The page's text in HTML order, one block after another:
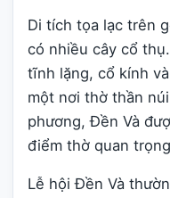
Di tích tọa lạc trên
có nhiều cây cổ
tĩnh lặng, cổ kính
một nơi thờ thần
phương, Đền Và
điểm thờ quan
Lễ hội Đền Và